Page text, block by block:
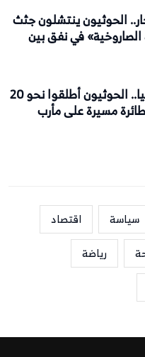
الحوثيون ينتشلون جثث
الصاروخية» في نفق بين
مقتل وإصابة 16 مدنيا.. الحوثيون أطلقوا نحو 20
سياسة
اقتصاد
رياضة